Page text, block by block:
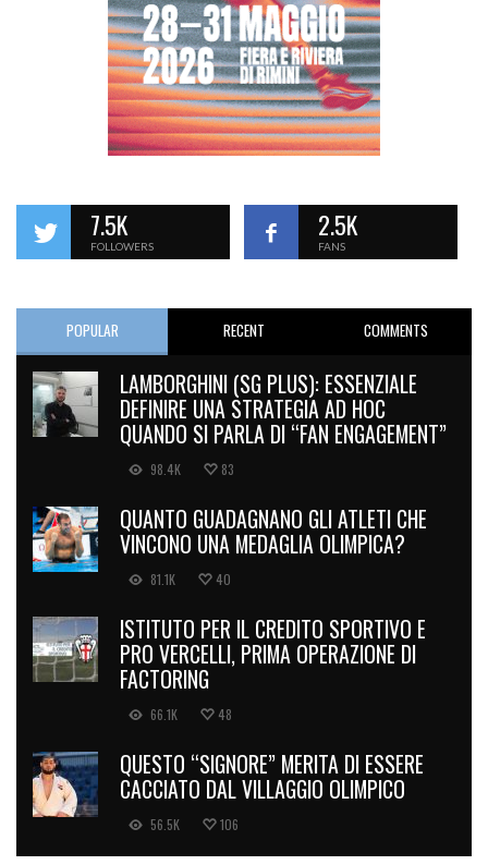
7.5K
FOLLOWERS
2.5K
FANS
POPULAR RECENT COMMENTS
LAMBORGHINI (SG PLUS): ESSENZIALE
DEFINIRE UNA STRATEGIA AD HOC
QUANDO SI PARLA DI “FAN ENGAGEMENT”
98.4K 83
QUANTO GUADAGNANO GLI ATLETI CHE
VINCONO UNA MEDAGLIA OLIMPICA?
81.1K 40
ISTITUTO PER IL CREDITO SPORTIVO E
PRO VERCELLI, PRIMA OPERAZIONE DI
FACTORING
66.1K 48
QUESTO “SIGNORE” MERITA DI ESSERE
CACCIATO DAL VILLAGGIO OLIMPICO
56.5K 106